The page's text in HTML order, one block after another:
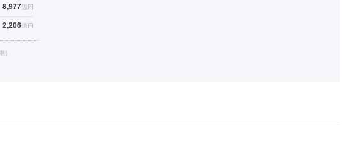
8,977億円
2,206億円
）